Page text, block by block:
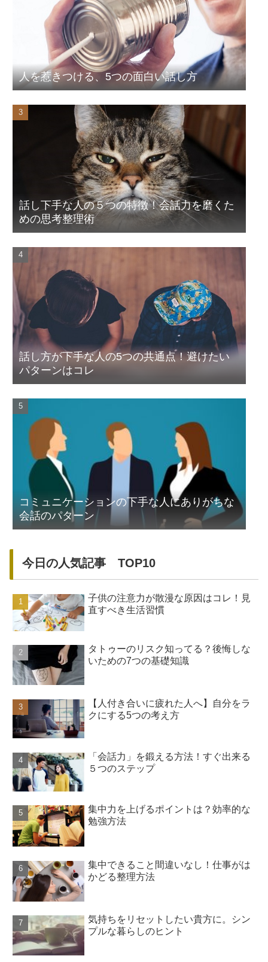
人を惹きつける、5つの面白い話し方
話し下手な人の５つの特徴！会話力を磨くた
めの思考整理術
話し方が下手な人の5つの共通点！避けたい
パターンはコレ
コミュニケーションの下手な人にありがちな
会話のパターン
今日の人気記事 TOP10
子供の注意力が散漫な原因はコレ！見
直すべき生活習慣
タトゥーのリスク知ってる？後悔しな
いための7つの基礎知識
【人付き合いに疲れた人へ】自分をラ
クにする5つの考え方
「会話力」を鍛える方法！すぐ出来る
５つのステップ
集中力を上げるポイントは？効率的な
勉強方法
集中できること間違いなし！仕事がは
かどる整理方法
気持ちをリセットしたい貴方に。シン
プルな暮らしのヒント